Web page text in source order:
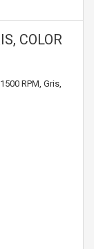
COLOR
RPM, Gris,